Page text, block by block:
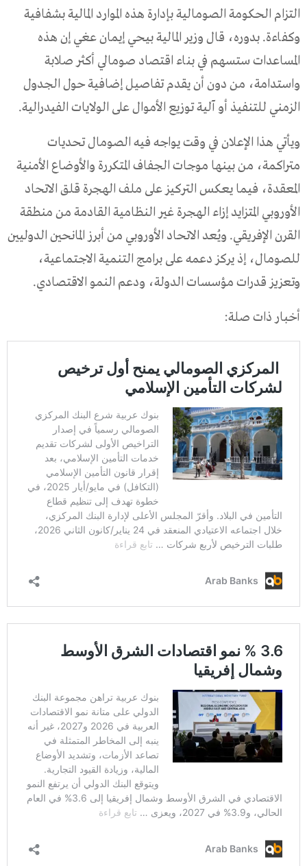
التزام الحكومة الصومالية بإدارة هذه الموارد المالية بشفافية
وكفاءة. بدوره، قال وزير المالية بيحي إيمان عغي إن هذه
المساعدات ستسهم في بناء اقتصاد صومالي أكثر صلابة
واستدامة، من دون أن يقدم تفاصيل إضافية حول الجدول
الزمني للتنفيذ أو آلية توزيع الأموال على الولايات الفيدرالية.
ويأتي هذا الإعلان في وقت يواجه فيه الصومال تحديات
متراكمة، من بينها موجات الجفاف المتكررة والأوضاع الأمنية
المعقدة، فيما يعكس التركيز على ملف الهجرة قلق الاتحاد
الأوروبي المتزايد إزاء الهجرة غير النظامية القادمة من منطقة
القرن الإفريقي. ويُعد الاتحاد الأوروبي من أبرز المانحين الدوليين
للصومال، إذ يركز دعمه على برامج التنمية الاجتماعية،
وتعزيز قدرات مؤسسات الدولة، ودعم النمو الاقتصادي.
أخبار ذات صلة: